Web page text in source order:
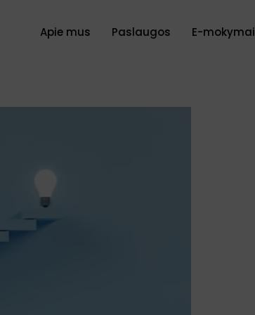
Apie mus Paslaugos E-mokymai